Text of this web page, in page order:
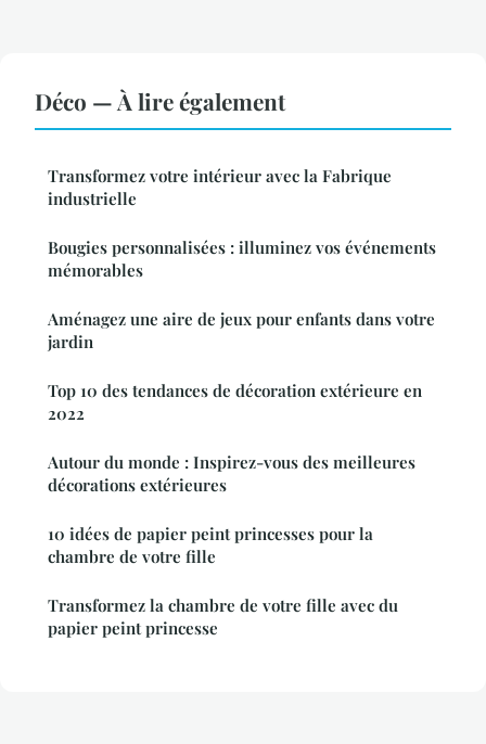
Déco — À lire également
Transformez votre intérieur avec la Fabrique
industrielle
Bougies personnalisées : illuminez vos événements
mémorables
Aménagez une aire de jeux pour enfants dans votre
jardin
Top 10 des tendances de décoration extérieure en
2022
Autour du monde : Inspirez-vous des meilleures
décorations extérieures
10 idées de papier peint princesses pour la
chambre de votre fille
Transformez la chambre de votre fille avec du
papier peint princesse